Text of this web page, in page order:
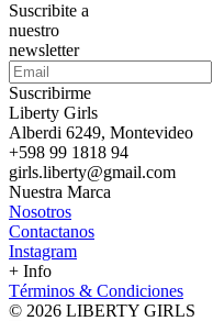
Suscribite a
nuestro
newsletter
Suscribirme
Liberty Girls
Alberdi 6249, Montevideo
+598 99 1818 94
girls.liberty@gmail.com
Nuestra Marca
Nosotros
Contactanos
Instagram
+ Info
Términos & Condiciones
© 2026 LIBERTY GIRLS